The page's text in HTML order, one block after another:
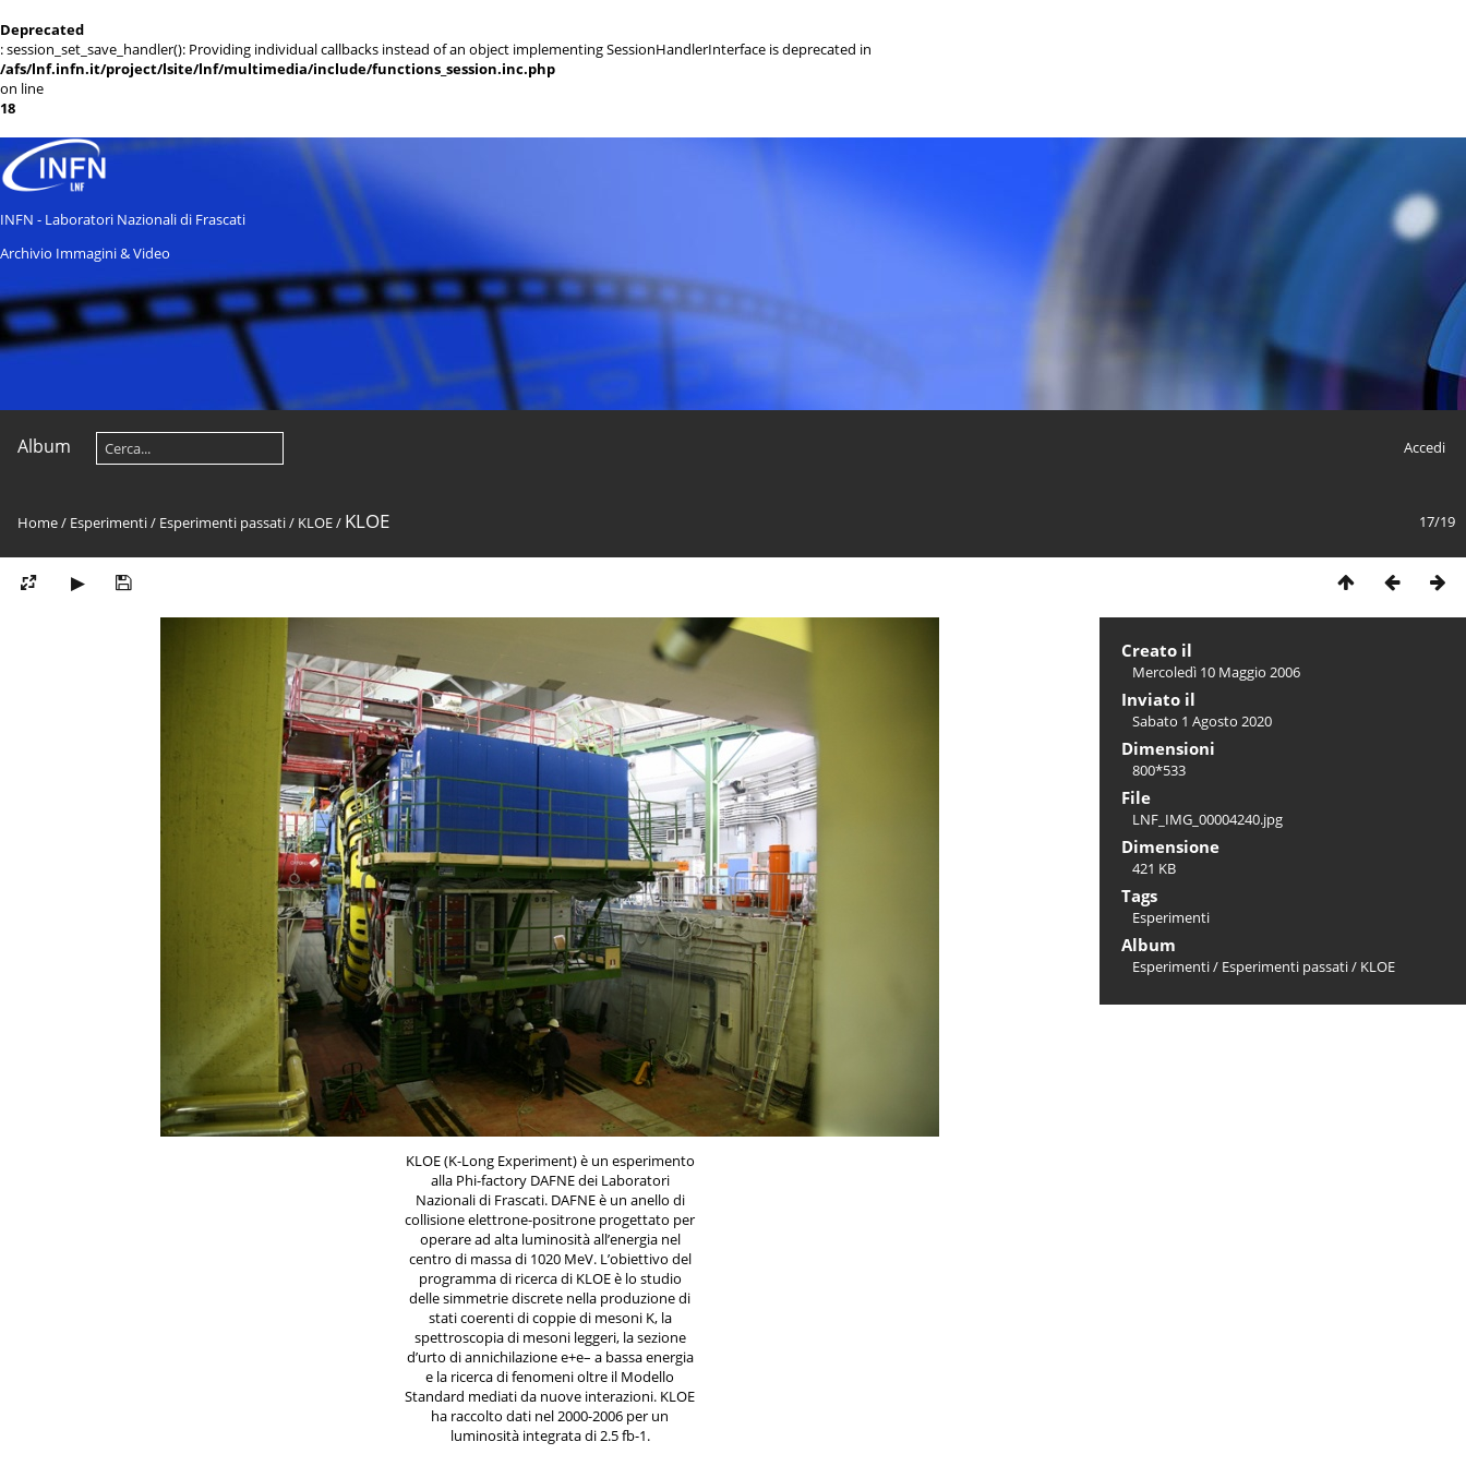
Deprecated
: session_set_save_handler(): Providing individual callbacks instead of an object implementing SessionHandlerInterface is deprecated in
/afs/lnf.infn.it/project/lsite/lnf/multimedia/include/functions_session.inc.php
on line
18
INFN - Laboratori Nazionali di Frascati
Archivio Immagini & Video
Album Accedi
17/19
Home/ Esperimenti/ Esperimenti passati/ KLOE/ KLOE
KLOE (K-Long Experiment) è un esperimento
alla Phi-factory DAFNE dei Laboratori
Nazionali di Frascati. DAFNE è un anello di
collisione elettrone-positrone progettato per
operare ad alta luminosità all’energia nel
centro di massa di 1020 MeV. L’obiettivo del
programma di ricerca di KLOE è lo studio
delle simmetrie discrete nella produzione di
stati coerenti di coppie di mesoni K, la
spettroscopia di mesoni leggeri, la sezione
d’urto di annichilazione e+e– a bassa energia
e la ricerca di fenomeni oltre il Modello
Standard mediati da nuove interazioni. KLOE
ha raccolto dati nel 2000-2006 per un
luminosità integrata di 2.5 fb-1.
Creato il
Mercoledì 10 Maggio 2006
Inviato il
Sabato 1 Agosto 2020
Dimensioni
800*533
File
LNF_IMG_00004240.jpg
Dimensione
421 KB
Tags
Esperimenti
Album
Esperimenti/ Esperimenti passati/ KLOE